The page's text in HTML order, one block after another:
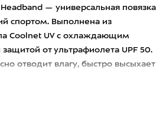
— универсальная повязка
спортом. Выполнена из
Coolnet UV с охлаждающим
от ультрафиолета UPF 50.
отводит влагу, быстро высыхает